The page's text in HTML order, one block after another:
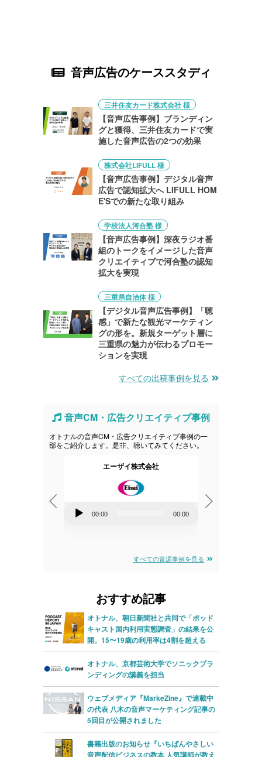
音声広告のケーススタディ
三井住友カード株式会社 様
【音声広告事例】ブランディン
グと獲得、三井住友カードで実
施した音声広告の2つの効果
株式会社LIFULL 様
【音声広告事例】デジタル音声
広告で認知拡大へ LIFULL HOM
E'Sでの新たな取り組み
学校法人河合塾 様
【音声広告事例】深夜ラジオ番
組のトークをイメージした音声
クリエイティブで河合塾の認知
拡大を実現
三重県自治体 様
【デジタル音声広告事例】「聴
感」で新たな観光マーケティン
グの形を。新規ターゲット層に
三重県の魅力が伝わるプロモー
ションを実現
すべての出稿事例を見る
音声CM・広告クリエイティブ事例
オトナルの音声CM・広告クリエイティブ事例の一
部をご紹介します。是非、聴いてみてください。
エーザイ株式会社
00:00 00:00
すべての音源事例を見る
おすすめ記事
オトナル、朝日新聞社と共同で「ポッド
キャスト国内利用実態調査」の結果を公
開。15〜19歳の利用率は4割を超える
オトナル、京都芸術大学でソニックブラ
ンディングの講義を担当
ウェブメディア『MarkeZine』で連載中
の代表 八木の音声マーケティング記事の
5回目が公開されました
書籍出版のお知らせ『いちばんやさしい